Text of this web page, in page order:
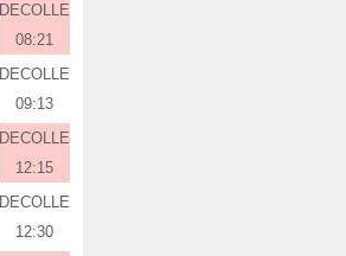
DECOLLE
08:21
DECOLLE
09:13
DECOLLE
12:15
DECOLLE
12:30